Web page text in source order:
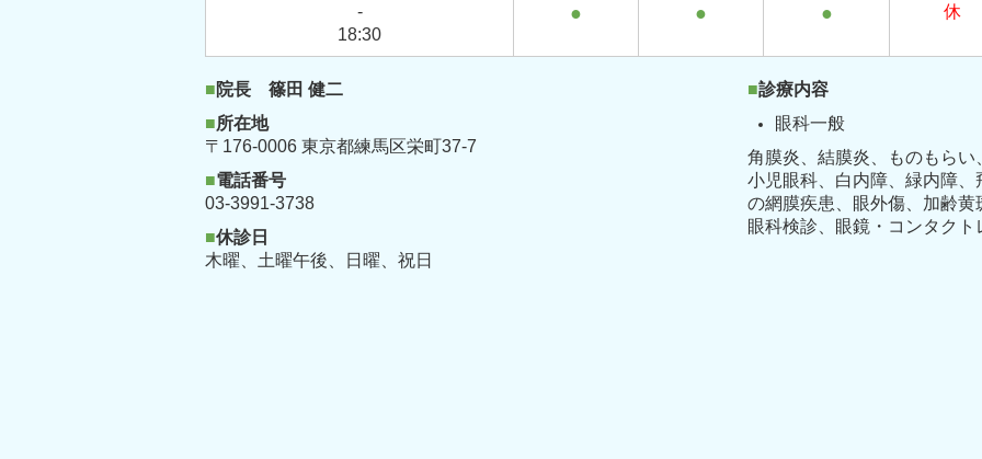
-
18:30
● ● ● 休
■院長 篠田 健二
■所在地
〒176-0006 東京都練馬区栄町37-7
■電話番号
03-3991-3738
■休診日
木曜、土曜午後、
日曜、祝日
■診療内容
眼科一般
角膜炎、結膜炎、ものもらい
小児眼科、白内障、緑内障
の網膜疾患、眼外傷、加齢黄
眼科検診、眼鏡・コンタク